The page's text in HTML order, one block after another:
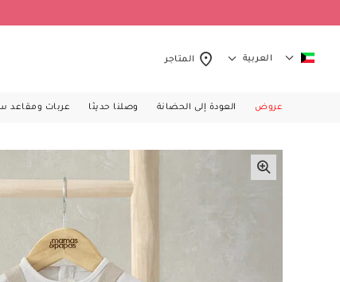
العربية المتاجر
عروض العودة إلى الحضانة وصلنا حديثا عربات ومقاعد